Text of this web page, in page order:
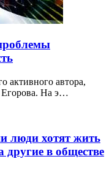
активного автора,
Егорова. На э…
люди хотят жить
другие в обществе